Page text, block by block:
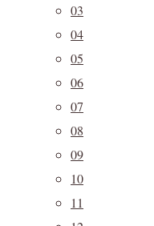
03
04
05
06
07
08
09
10
11